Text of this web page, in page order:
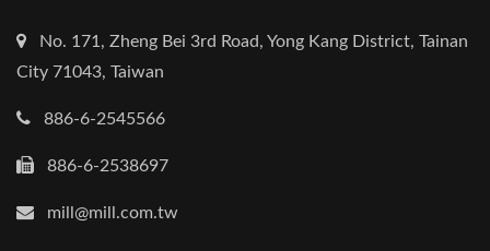
No. 171, Zheng Bei 3rd Road, Yong Kang District, Tainan
City 71043, Taiwan
886-6-2545566
886-6-2538697
mill@mill.com.tw